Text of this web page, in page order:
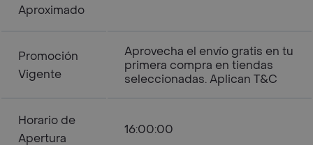
Aproximado
Promoción
Vigente
Aprovecha el envío gratis en tu
primera compra en tiendas
seleccionadas. Aplican T&C
Horario de
Apertura
16:00:00